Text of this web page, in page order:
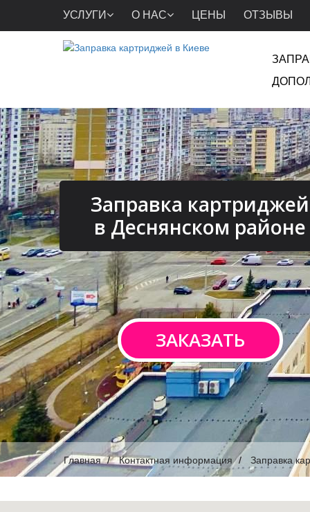
УСЛУГИ О НАС ЦЕНЫ ОТЗЫВЫ
Заправка картриджей
в Деснянском районе
ЗАКАЗАТЬ
Главная Контактная информация Заправка